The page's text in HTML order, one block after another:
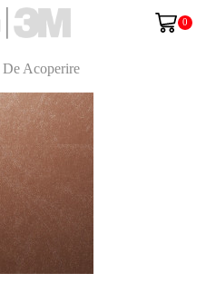
0
Acoperire